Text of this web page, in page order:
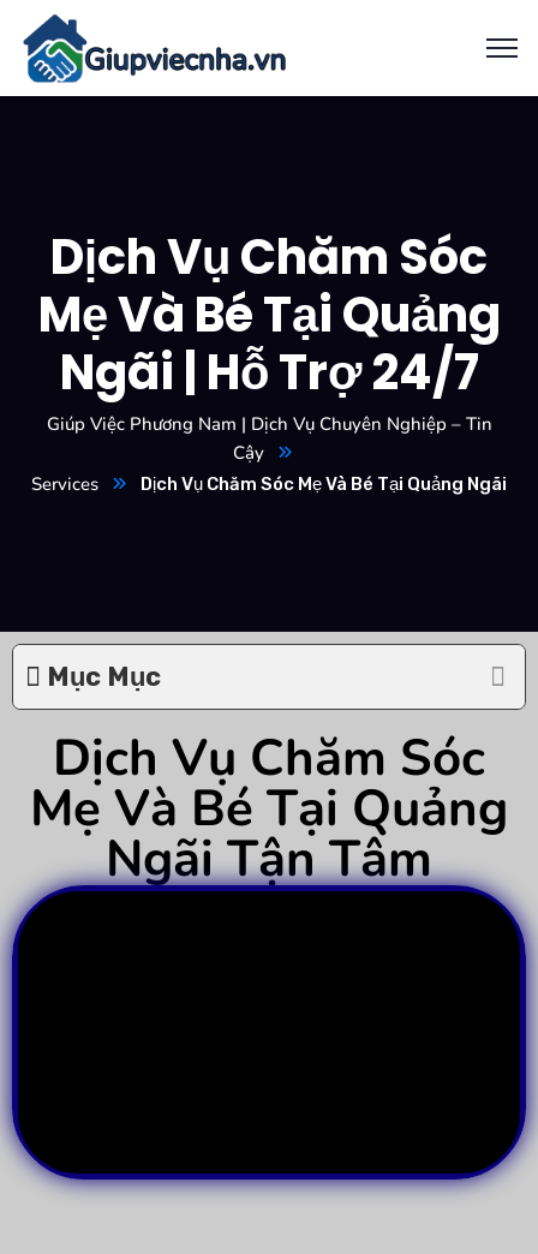
Dịch Vụ Chăm Sóc
Mẹ Và Bé Tại Quảng
Ngãi | Hỗ Trợ 24/7
Giúp Việc Phương Nam | Dịch Vụ Chuyên Nghiệp – Tin
Cậy
Services
Dịch Vụ Chăm Sóc Mẹ Và Bé Tại Quảng Ngãi
Mục Mục
Dịch Vụ Chăm Sóc
Mẹ Và Bé Tại Quảng
Ngãi Tận Tâm